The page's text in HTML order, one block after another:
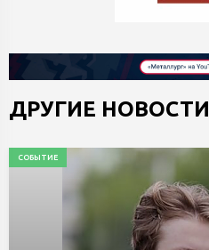
ДРУГИЕ НОВОСТИ
СОБЫТИЕ